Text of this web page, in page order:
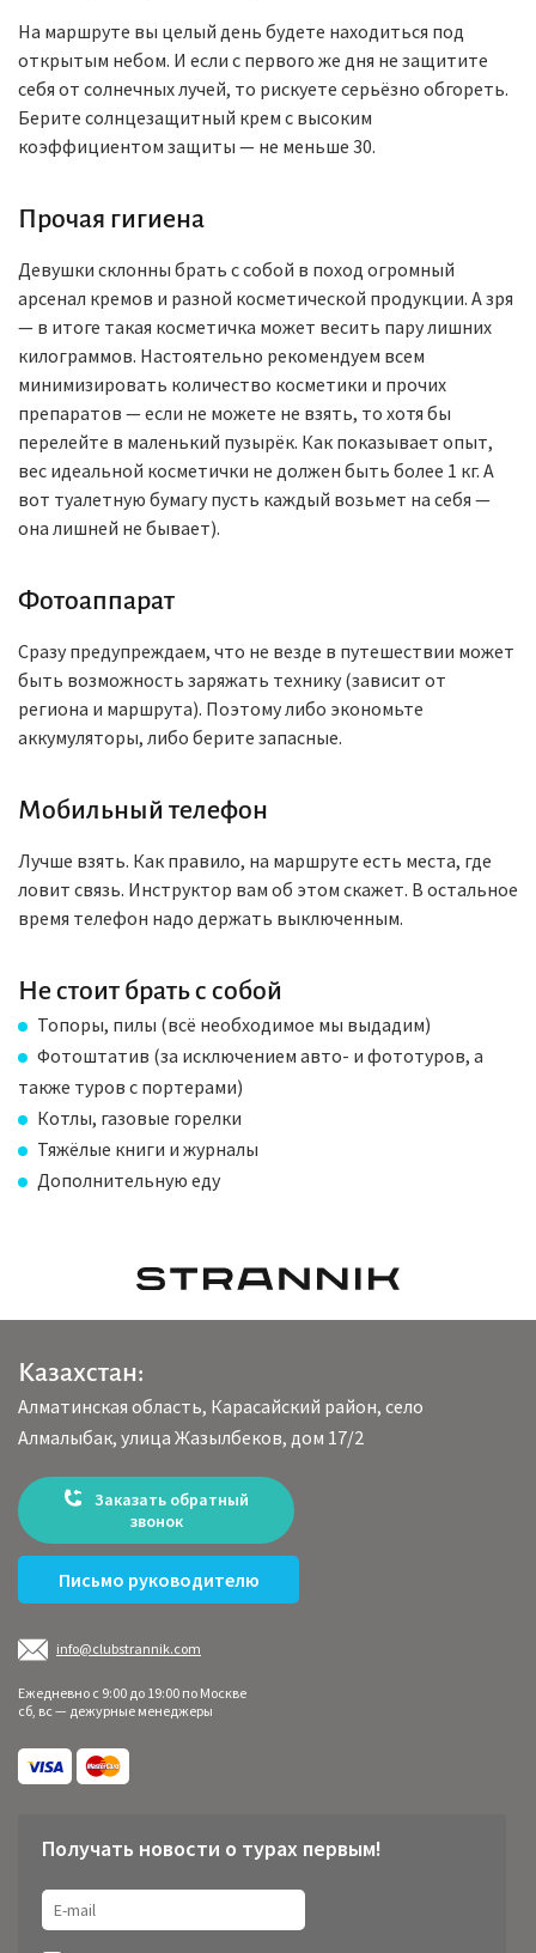
На маршруте вы целый день будете находиться под
открытым небом. И если с первого же дня не защитите
себя от солнечных лучей, то рискуете серьёзно обгореть.
Берите солнцезащитный крем с высоким
коэффициентом защиты — не меньше 30.
Прочая гигиена
Девушки склонны брать с собой в поход огромный
арсенал кремов и разной косметической продукции. А зря
— в итоге такая косметичка может весить пару лишних
килограммов. Настоятельно рекомендуем всем
минимизировать количество косметики и прочих
препаратов — если не можете не взять, то хотя бы
перелейте в маленький пузырёк. Как показывает опыт,
вес идеальной косметички не должен быть более 1 кг. А
вот туалетную бумагу пусть каждый возьмет на себя —
она лишней не бывает).
Фотоаппарат
Сразу предупреждаем, что не везде в путешествии может
быть возможность заряжать технику (зависит от
региона и маршрута). Поэтому либо экономьте
аккумуляторы, либо берите запасные.
Мобильный телефон
Лучше взять. Как правило, на маршруте есть места, где
ловит связь. Инструктор вам об этом скажет. В остальное
время телефон надо держать выключенным.
Не стоит брать с собой
Топоры, пилы (всё необходимое мы выдадим)
Фотоштатив (за исключением авто- и фототуров, а
также туров с портерами)
Котлы, газовые горелки
Тяжёлые книги и журналы
Дополнительную еду
Казахстан:
Алматинская область, Карасайский район, село
Алмалыбак, улица Жазылбеков, дом 17/2
Заказать обратный
звонок
Письмо руководителю
info@clubstrannik.com
Ежедневно с 9:00 до 19:00 по Москве
сб, вс — дежурные менеджеры
Получать новости о турах первым!